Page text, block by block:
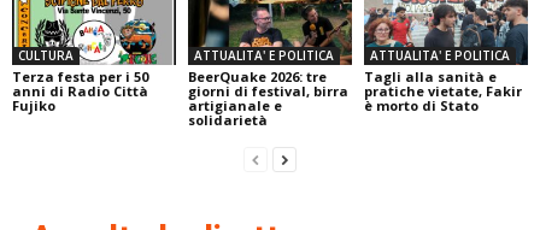
CULTURA
Terza festa per i 50
anni di Radio Città
Fujiko
ATTUALITA' E POLITICA
BeerQuake 2026: tre
giorni di festival, birra
artigianale e
solidarietà
ATTUALITA' E POLITICA
Tagli alla sanità e
pratiche vietate, Fakir
è morto di Stato